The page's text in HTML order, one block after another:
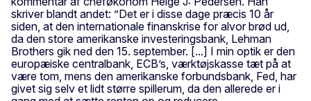
skriver blandt andet: ”Det er i disse dage præcis 10 år
siden, at den internationale finanskrise for alvor brød ud,
da den store amerikanske investeringsbank, Lehman
Brothers gik ned den 15. september. [...] I min optik er den
europæiske centralbank, ECB’s, værktøjskasse tæt på at
være tom, mens den amerikanske forbundsbank, Fed, har
givet sig selv et lidt større spillerum, da den allerede er i